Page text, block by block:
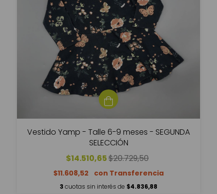
Vestido Yamp - Talle 6-9 meses - SEGUNDA
SELECCIÓN
$14.510,65$20.729,50
$11.608,52
3 cuotas sin interés de $4.836,88